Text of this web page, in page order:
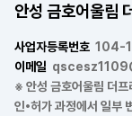
안성 금호어울림
사업자등록번호 104-
이메일
※ 안성 금호어울림 더
인•허가 과정에서 일부